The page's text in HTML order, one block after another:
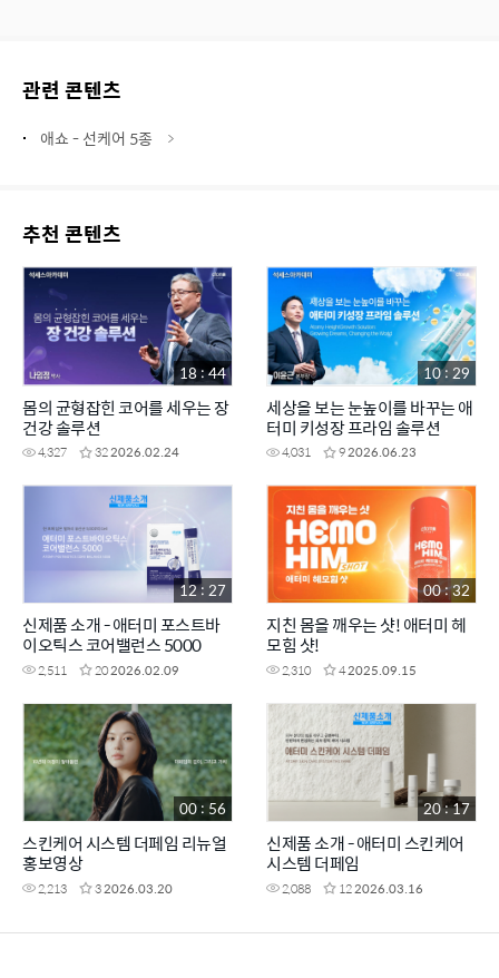
관련 콘텐츠
애쇼 - 선케어 5종
추천 콘텐츠
몸의 균형잡힌 코어를 세우는 장
건강 솔루션
4,327 322026.02.24
18 : 44
세상을 보는 눈높이를 바꾸는 애
터미 키성장 프라임 솔루션
4,031 92026.06.23
10 : 29
신제품 소개 - 애터미 포스트바
이오틱스 코어밸런스 5000
2,511 202026.02.09
12 : 27
지친 몸을 깨우는 샷! 애터미 헤
모힘 샷!
2,310 42025.09.15
00 : 32
스킨케어 시스템 더페임 리뉴얼
홍보영상
2,213 32026.03.20
00 : 56
신제품 소개 - 애터미 스킨케어
시스템 더페임
2,088 122026.03.16
20 : 17